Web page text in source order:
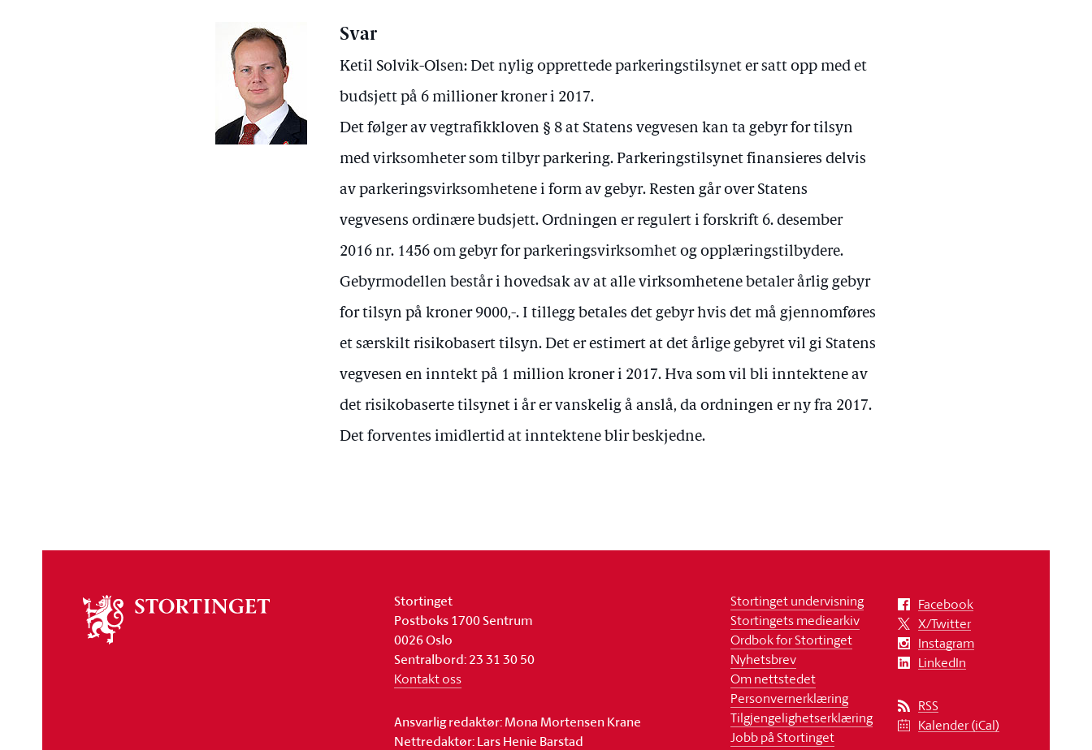
Svar
Ketil Solvik-Olsen: Det nylig opprettede parkeringstilsynet er satt opp med et
budsjett på 6 millioner kroner i 2017.
Det følger av vegtrafikkloven § 8 at Statens vegvesen kan ta gebyr for tilsyn
med virksomheter som tilbyr parkering. Parkeringstilsynet finansieres delvis
av parkeringsvirksomhetene i form av gebyr. Resten går over Statens
vegvesens ordinære budsjett. Ordningen er regulert i forskrift 6. desember
2016 nr. 1456 om gebyr for parkeringsvirksomhet og opplæringstilbydere.
Gebyrmodellen består i hovedsak av at alle virksomhetene betaler årlig gebyr
for tilsyn på kroner 9000,-. I tillegg betales det gebyr hvis det må gjennomføres
et særskilt risikobasert tilsyn. Det er estimert at det årlige gebyret vil gi Statens
vegvesen en inntekt på 1 million kroner i 2017. Hva som vil bli inntektene av
det risikobaserte tilsynet i år er vanskelig å anslå, da ordningen er ny fra 2017.
Det forventes imidlertid at inntektene blir beskjedne.
stortinget
Stortinget
Postboks 1700 Sentrum
0026 Oslo
Sentralbord: 23 31 30 50
Kontakt oss
Ansvarlig redaktør: Mona Mortensen Krane
Nettredaktør: Lars Henie Barstad
Stortinget undervisning
Stortingets mediearkiv
Ordbok for Stortinget
Nyhetsbrev
Om nettstedet
Personvernerklæring
Tilgjengelighetserklæring
Jobb på Stortinget
Facebook
X/Twitter
Instagram
LinkedIn
RSS
Kalender (iCal)